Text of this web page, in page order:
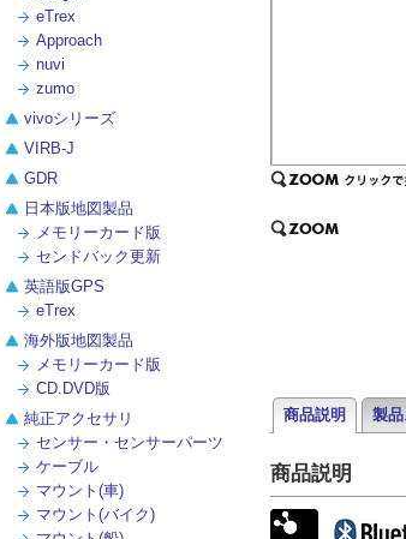
eTrex
Approach
nuvi
zumo
vivoシリーズ
VIRB-J
GDR
日本版地図製品
メモリーカード版
センドバック更新
英語版GPS
eTrex
海外版地図製品
メモリーカード版
CD.DVD版
純正アクセサリ
センサー・センサーパーツ
ケーブル
マウント(車)
マウント(バイク)
商品説明 製
商品説明